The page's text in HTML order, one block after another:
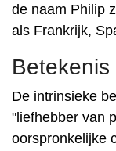
de naam Philip
als Frankrijk,
De intrinsieke
"liefhebber van
oorspronkelijke